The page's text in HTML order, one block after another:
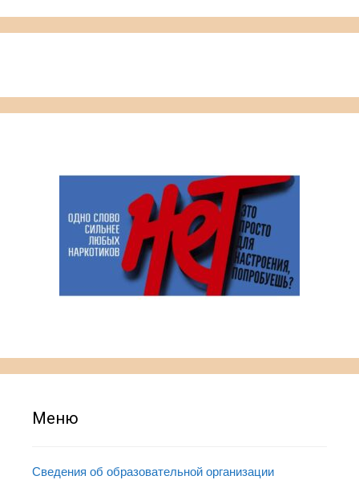
Меню
Сведения об образовательной организации